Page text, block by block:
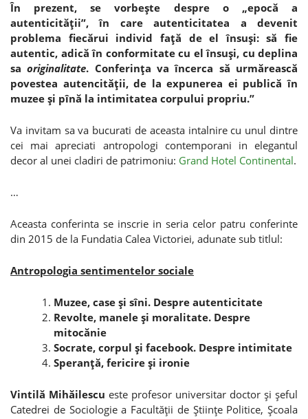
În prezent, se vorbeşte despre o „epocă a
autenticităţii”, în care autenticitatea a devenit
problema fiecărui individ faţă de el însuşi: să fie
autentic, adică în conformitate cu el însuşi, cu deplina
saoriginalitate. Conferinţa va încerca să urmărească
povestea autencităţii, de la expunerea ei publică în
muzee şi pînă la intimitatea corpului propriu.”
Va invitam sa va bucurati de aceasta intalnire cu unul dintre
cei mai apreciati antropologi contemporani in elegantul
decor al unei cladiri de patrimoniu: Grand Hotel Continental.
…
Aceasta conferinta se inscrie in seria celor patru conferinte
din 2015 de la Fundatia Calea Victoriei, adunate sub titlul:
Antropologia sentimentelor sociale
Muzee, case şi sîni. Despre autenticitate
Revolte, manele şi moralitate. Despre
mitocănie
Socrate, corpul şi facebook. Despre intimitate
Speranţă, fericire şi ironie
Vintilă Mihăilescu este profesor universitar doctor şi şeful
Catedrei de Sociologie a Facultăţii de Ştiinţe Politice, Şcoala